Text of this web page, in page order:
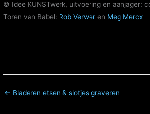
© Idee KUNSTwerk, uitvoering en aanjager:
Toren van Babel: Rob Verweren Meg Mercx
← Bladeren etsen & slotjes graveren